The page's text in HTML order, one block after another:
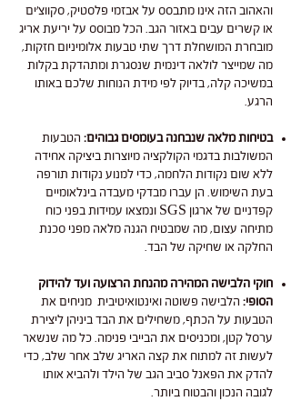
והאהוב הזה אינו מתבסס על אבזמי פלסטיק, סקווצ'ים
או קשרים עבים באזור הגב. הכל מבוסס על יריעת אריג
מובחרת המושחלת דרך שתי טבעות אלומיניום חזקות,
מה שמייצר לולאה דינמית שנסגרת ומתהדקת בקלות
במשיכה קלה, בדיוק לפי מידת הנוחות שלכם באותו
הרגע.
בטיחות מלאה שנבחנה בעומסים גבוהים: הטבעות
המשולבות בדגמי הקולקציה מיוצרות ביציקה אחידה
ללא שום נקודות הלחמה, כדי למנוע נקודות תורפה
בעת השימוש. הן עברו מבדקי מעבדה בינלאומיים
קפדניים של ארגון SGS ונמצאו עמידות בפני כוח
מתיחה עצום, מה שמבטיח הגנה מלאה מפני סכנת
החלקה או שחיקה של הבד.
חוקי הלבישה המהירה מהנחת הרצועה ועד להידוק
הסופי: הלבישה פשוטה ואינטואיטיבית מניחים את
הטבעות על הכתף, משחילים את הבד ביניהן ליצירת
ערסל קטן, ומכניסים את הבייבי פנימה. כל מה שנשאר
לעשות זה למתוח את קצה האריג שלב אחר שלב, כדי
להדק את הפאנל סביב הגב של הילד ולהביא אותו
לגובה הנכון והבטוח ביותר.